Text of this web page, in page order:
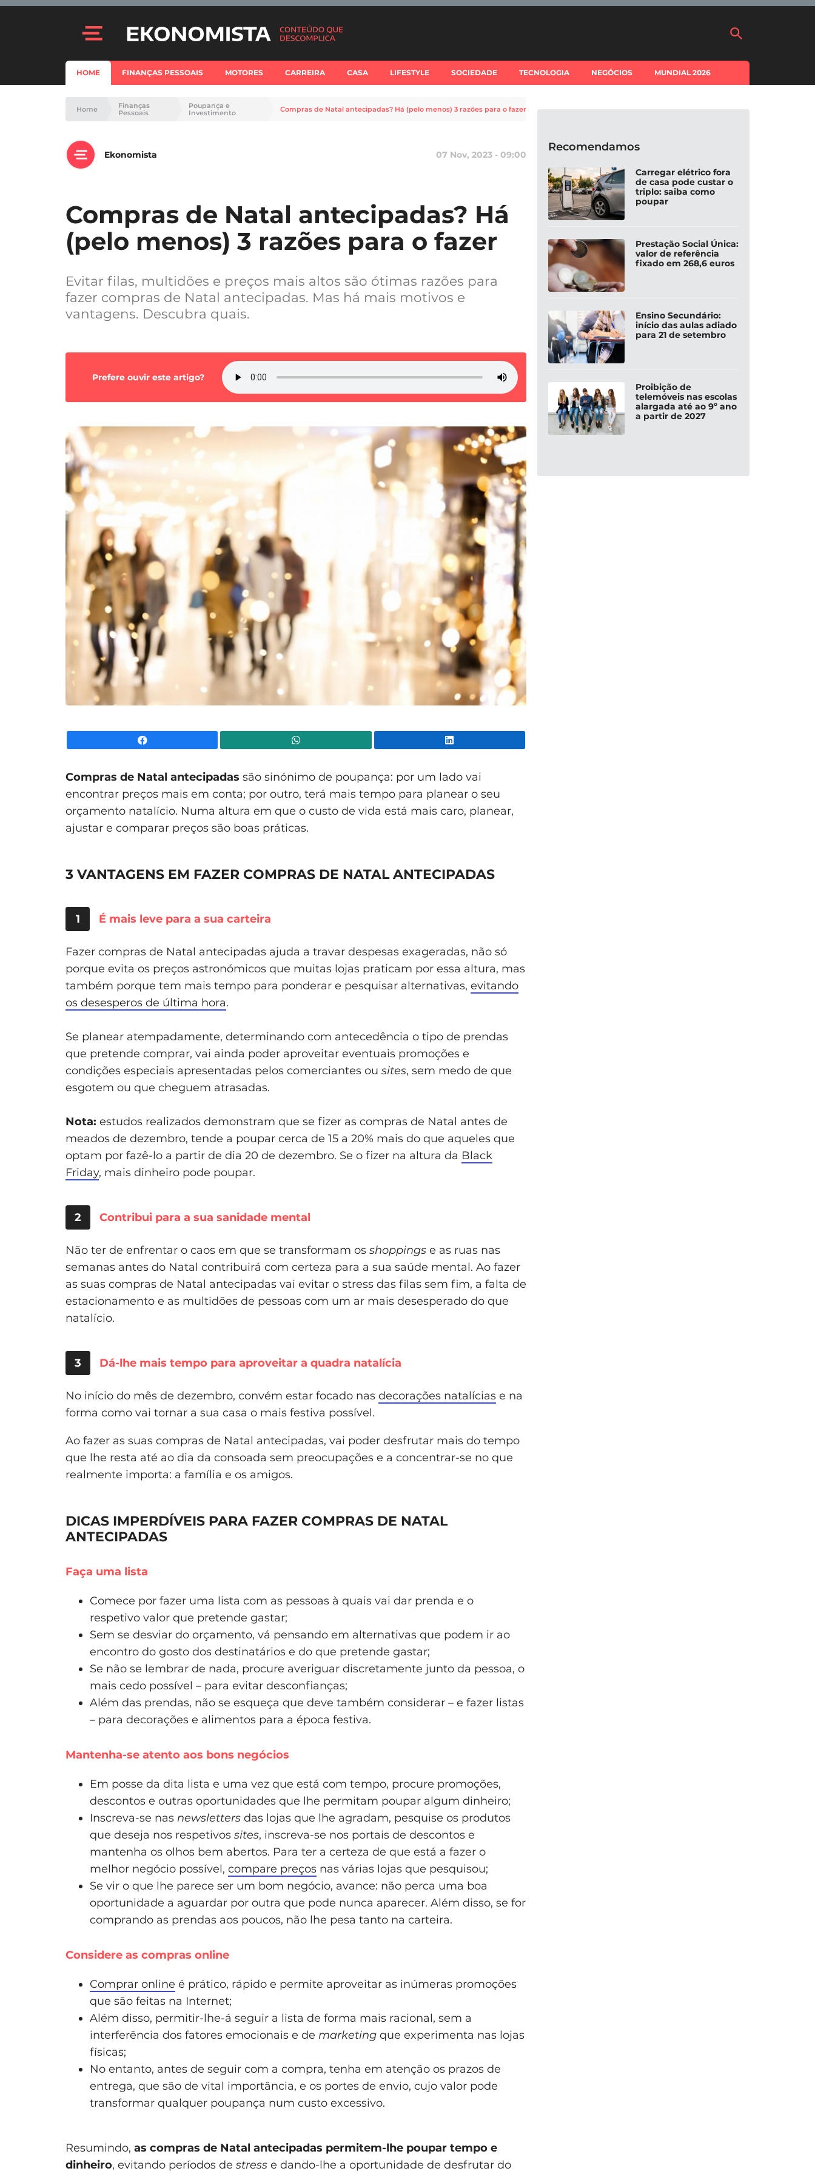
HOME FINANÇAS PESSOAIS MOTORES CARREIRA CASA LIFESTYLE SOCIEDADE TECNOLOGIA NEGÓCIOS MUNDIAL 2026
Home
Finanças
Pessoais
Poupança e
Investimento
Compras de Natal antecipadas? Há (pelo menos) 3 razões para o fazer
Ekonomista 07 Nov, 2023 - 09:00
Compras de Natal antecipadas? Há
(pelo menos) 3 razões para o fazer
Evitar filas, multidões e preços mais altos são ótimas razões para
fazer compras de Natal antecipadas. Mas há mais motivos e
vantagens. Descubra quais.
Prefere ouvir este artigo?
Compras de Natal antecipadas são sinónimo de poupança: por um lado vai
encontrar preços mais em conta; por outro, terá mais tempo para planear o seu
orçamento natalício. Numa altura em que o custo de vida está mais caro, planear,
ajustar e comparar preços são boas práticas.
3 VANTAGENS EM FAZER COMPRAS DE NATAL ANTECIPADAS
1 É mais leve para a sua carteira
Fazer compras de Natal antecipadas ajuda a travar despesas exageradas, não só
porque evita os preços astronómicos que muitas lojas praticam por essa altura, mas
também porque tem mais tempo para ponderar e pesquisar alternativas, evitando
os desesperos de última hora.
Se planear atempadamente, determinando com antecedência o tipo de prendas
que pretende comprar, vai ainda poder aproveitar eventuais promoções e
condições especiais apresentadas pelos comerciantes ou sites, sem medo de que
esgotem ou que cheguem atrasadas.
Nota: estudos realizados demonstram que se fizer as compras de Natal antes de
meados de dezembro, tende a poupar cerca de 15 a 20% mais do que aqueles que
optam por fazê-lo a partir de dia 20 de dezembro. Se o fizer na altura da Black
Friday, mais dinheiro pode poupar.
2 Contribui para a sua sanidade mental
Não ter de enfrentar o caos em que se transformam os shoppings e as ruas nas
semanas antes do Natal contribuirá com certeza para a sua saúde mental. Ao fazer
as suas compras de Natal antecipadas vai evitar o stress das filas sem fim, a falta de
estacionamento e as multidões de pessoas com um ar mais desesperado do que
natalício.
3 Dá-lhe mais tempo para aproveitar a quadra natalícia
No início do mês de dezembro, convém estar focado nas decorações natalícias e na
forma como vai tornar a sua casa o mais festiva possível.
Ao fazer as suas compras de Natal antecipadas, vai poder desfrutar mais do tempo
que lhe resta até ao dia da consoada sem preocupações e a concentrar-se no que
realmente importa: a família e os amigos.
DICAS IMPERDÍVEIS PARA FAZER COMPRAS DE NATAL
ANTECIPADAS
Faça uma lista
Comece por fazer uma lista com as pessoas à quais vai dar prenda e o
respetivo valor que pretende gastar;
Sem se desviar do orçamento, vá pensando em alternativas que podem ir ao
encontro do gosto dos destinatários e do que pretende gastar;
Se não se lembrar de nada, procure averiguar discretamente junto da pessoa, o
mais cedo possível – para evitar desconfianças;
Além das prendas, não se esqueça que deve também considerar – e fazer listas
– para decorações e alimentos para a época festiva.
Mantenha-se atento aos bons negócios
Em posse da dita lista e uma vez que está com tempo, procure promoções,
descontos e outras oportunidades que lhe permitam poupar algum dinheiro;
Inscreva-se nas newsletters das lojas que lhe agradam, pesquise os produtos
que deseja nos respetivos sites, inscreva-se nos portais de descontos e
mantenha os olhos bem abertos. Para ter a certeza de que está a fazer o
melhor negócio possível, compare preços nas várias lojas que pesquisou;
Se vir o que lhe parece ser um bom negócio, avance: não perca uma boa
oportunidade a aguardar por outra que pode nunca aparecer. Além disso, se for
comprando as prendas aos poucos, não lhe pesa tanto na carteira.
Considere as compras online
Comprar online é prático, rápido e permite aproveitar as inúmeras promoções
que são feitas na Internet;
Além disso, permitir-lhe-á seguir a lista de forma mais racional, sem a
interferência dos fatores emocionais e de marketing que experimenta nas lojas
físicas;
No entanto, antes de seguir com a compra, tenha em atenção os prazos de
entrega, que são de vital importância, e os portes de envio, cujo valor pode
transformar qualquer poupança num custo excessivo.
Resumindo, as compras de Natal antecipadas permitem-lhe poupar tempo e
dinheiro, evitando períodos de stress e dando-lhe a oportunidade de desfrutar do
Recomendamos
Carregar elétrico fora
de casa pode custar o
triplo: saiba como
poupar
Prestação Social Única:
valor de referência
fixado em 268,6 euros
Ensino Secundário:
início das aulas adiado
para 21 de setembro
Proibição de
telemóveis nas escolas
alargada até ao 9º ano
a partir de 2027